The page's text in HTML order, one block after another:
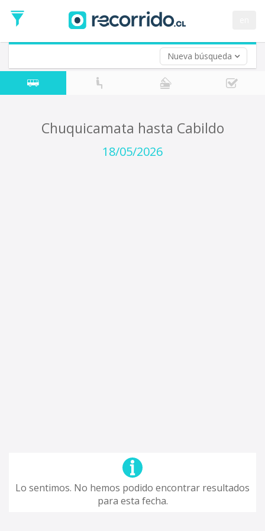
Nueva búsqueda
de
Ida
Vuelta (opcional)
Fecha
de
Chuquicamata hasta Cabildo
18/05/2026
Lo sentimos. No hemos podido encontrar resultados
para esta fecha.